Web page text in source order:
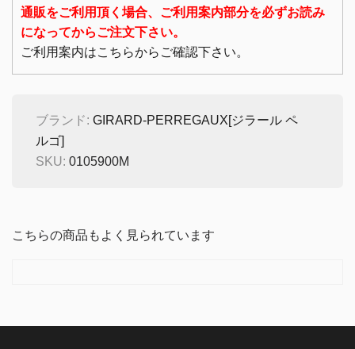
通販をご利用頂く場合、ご利用案内部分を必ずお読み
になってからご注文下さい。
ご利用案内はこちらからご確認下さい。
ブランド: GIRARD-PERREGAUX[ジラール ペ
ルゴ]
SKU: 0105900M
こちらの商品もよく見られています